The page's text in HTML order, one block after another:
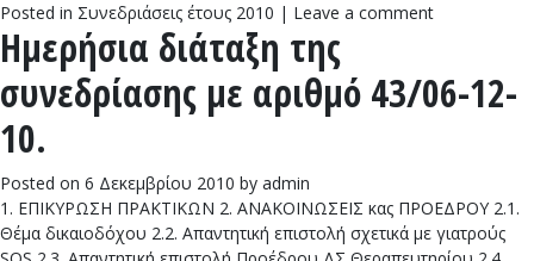
Posted in Συνεδριάσεις έτους 2010 | Leave a comment
Ημερήσια διάταξη της
συνεδρίασης με αριθμό 43/06-12-
10.
Posted on 6 Δεκεμβρίου 2010 by admin
1. ΕΠΙΚΥΡΩΣΗ ΠΡΑΚΤΙΚΩΝ 2. ΑΝΑΚΟΙΝΩΣΕΙΣ κας ΠΡΟΕΔΡΟΥ 2.1.
Θέμα δικαιοδόχου 2.2. Απαντητική επιστολή σχετικά με γιατρούς